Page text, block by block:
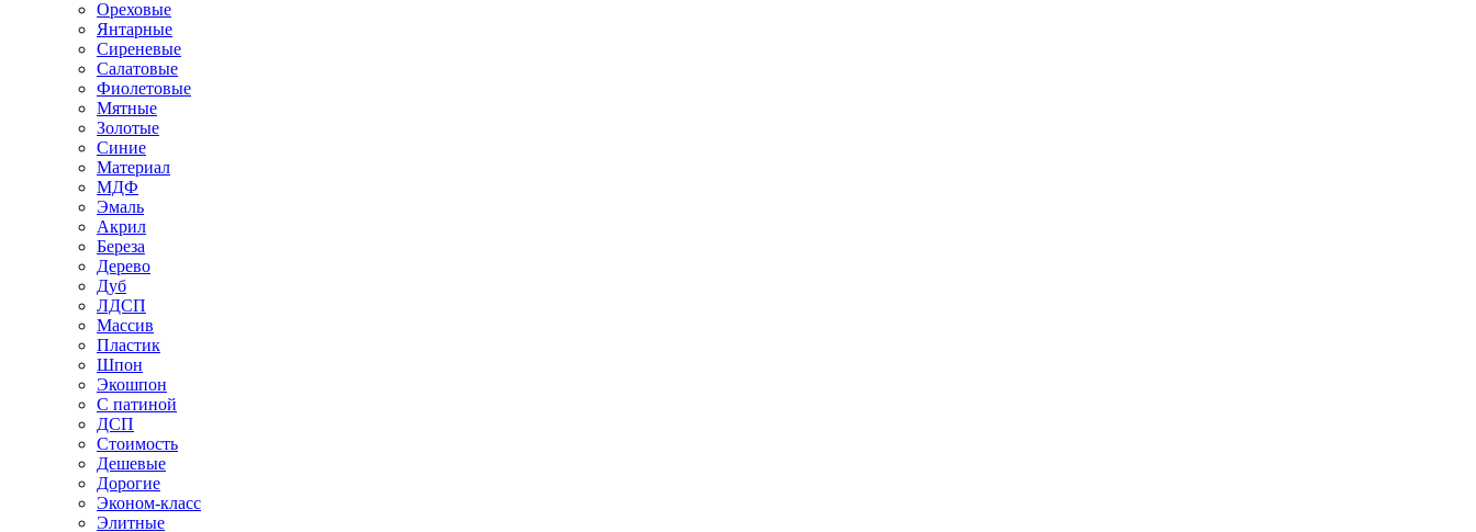
Ореховые
Янтарные
Сиреневые
Салатовые
Фиолетовые
Мятные
Золотые
Синие
Материал
МДФ
Эмаль
Акрил
Береза
Дерево
Дуб
ЛДСП
Массив
Пластик
Шпон
Экошпон
С патиной
ДСП
Стоимость
Дешевые
Дорогие
Эконом-класс
Элитные